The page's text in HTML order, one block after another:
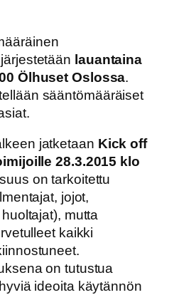
lauantaina
Ölhuset Oslossa.
sääntömääräiset
jatketaan Kick off
28.3.2015 klo
on tarkoitettu
jojot,
mutta
kaikki
on tutustua
ideoita käytännön